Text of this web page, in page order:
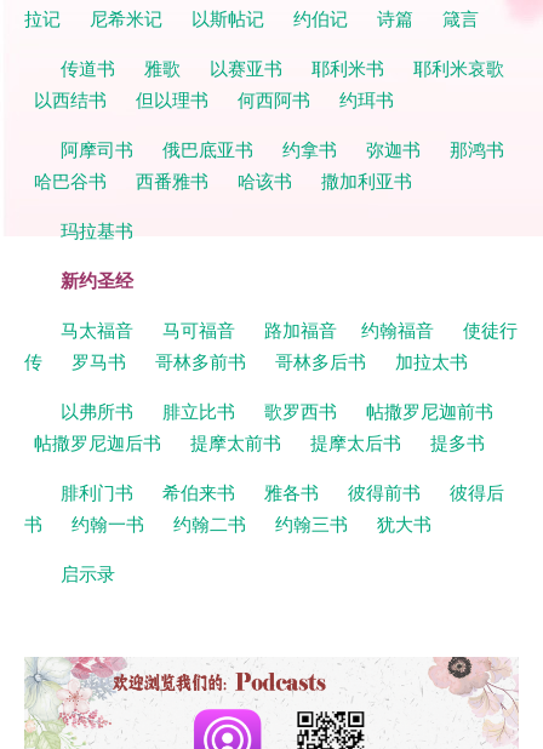
拉记
尼希米记 以斯帖记 约伯记 诗篇
箴言
传道书
雅歌 以赛亚书 耶利米书
耶利米哀歌
以西结书
但以理书 何西阿书
约珥书
阿摩司书
俄巴底亚书 约拿书 弥迦书
那鸿书
哈巴谷书
西番雅书 哈该书
撒加利亚书
玛拉基书
新约圣经
马太福音 马可福音 路加福音 约翰福音
使徒行
传
罗马书 哥林多前书 哥林多后书
加拉太书
以弗所书
腓立比书 歌罗西书
帖撒罗尼迦前书
帖撒罗尼迦后书
提摩太前书 提摩太后书
提多书
腓利门书
希伯来书 雅各书 彼得前书
彼得后
书
约翰一书 约翰二书 约翰三书
犹大书
启示录